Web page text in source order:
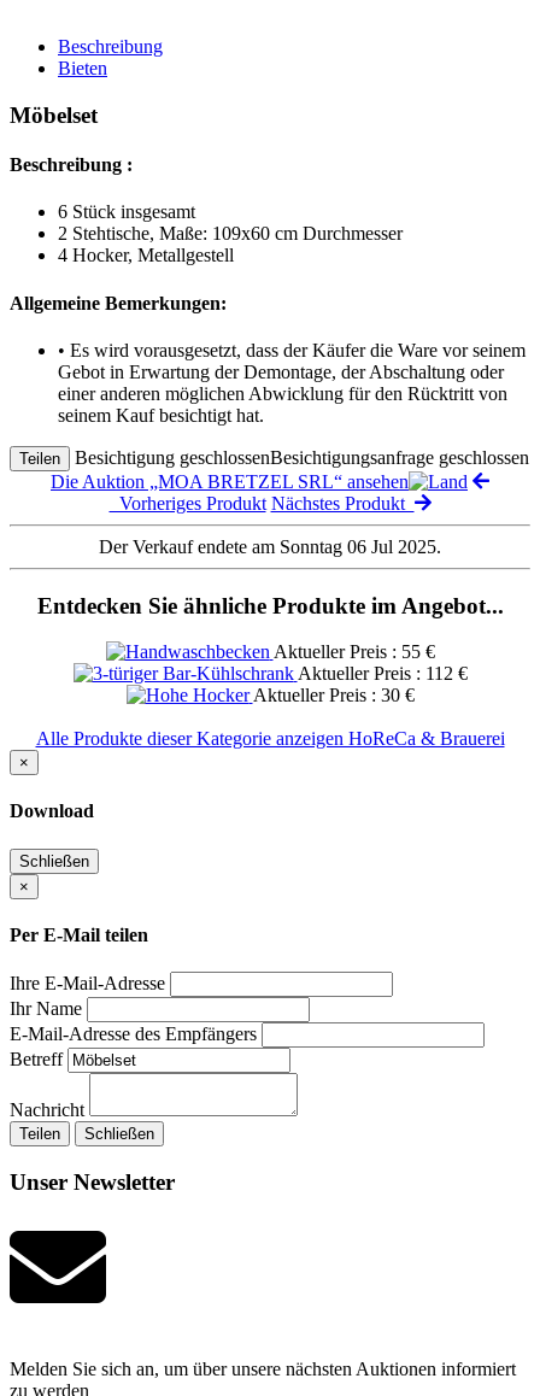
Beschreibung
Bieten
Möbelset
Beschreibung :
6 Stück insgesamt
2 Stehtische, Maße: 109x60 cm Durchmesser
4 Hocker, Metallgestell
Allgemeine Bemerkungen:
• Es wird vorausgesetzt, dass der Käufer die Ware vor seinem
Gebot in Erwartung der Demontage, der Abschaltung oder
einer anderen möglichen Abwicklung für den Rücktritt von
seinem Kauf besichtigt hat.
Teilen Besichtigung geschlossenBesichtigungsanfrage geschlossen
Die Auktion „MOA BRETZEL SRL“ ansehen
Vorheriges Produkt Nächstes Produkt
Der Verkauf endete am Sonntag 06 Jul 2025.
Entdecken Sie ähnliche Produkte im Angebot...
Aktueller Preis : 55 €
Aktueller Preis : 112 €
Aktueller Preis : 30 €
Alle Produkte dieser Kategorie anzeigen HoReCa & Brauerei
×
Download
Schließen
×
Per E-Mail teilen
Ihre E-Mail-Adresse
Ihr Name
E-Mail-Adresse des Empfängers
Betreff
Nachricht
Teilen Schließen
Unser Newsletter
Melden Sie sich an, um über unsere nächsten Auktionen informiert
zu werden